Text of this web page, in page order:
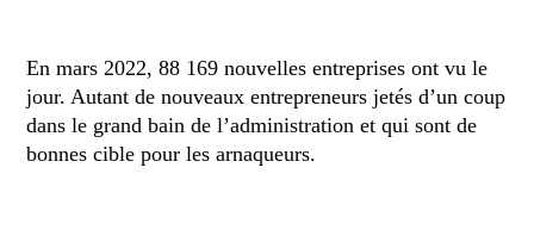
En mars 2022, 88 169 nouvelles entreprises ont vu le
jour. Autant de nouveaux entrepreneurs jetés d’un coup
dans le grand bain de l’administration et qui sont de
bonnes cible pour les arnaqueurs.